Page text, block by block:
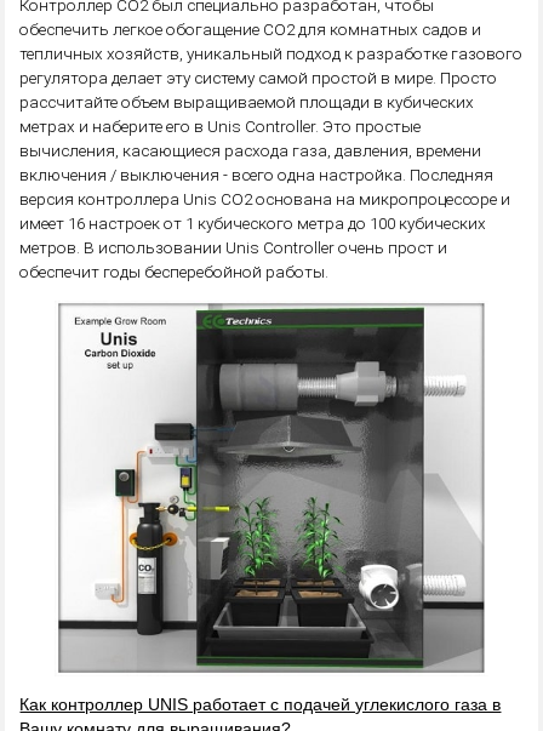
Контроллер CO2 был специально разработан, чтобы
обеспечить легкое обогащение CO2 для комнатных садов и
тепличных хозяйств, уникальный подход к разработке газового
регулятора делает эту систему самой простой в мире. Просто
рассчитайте объем выращиваемой площади в кубических
метрах и наберите его в Unis Controller. Это простые
вычисления, касающиеся расхода газа, давления, времени
включения / выключения - всего одна настройка. Последняя
версия контроллера Unis CO2 основана на микропроцессоре и
имеет 16 настроек от 1 кубического метра до 100 кубических
метров. В использовании Unis Controller очень прост и
обеспечит годы бесперебойной работы.
Как контроллер UNIS работает с подачей углекислого газа в